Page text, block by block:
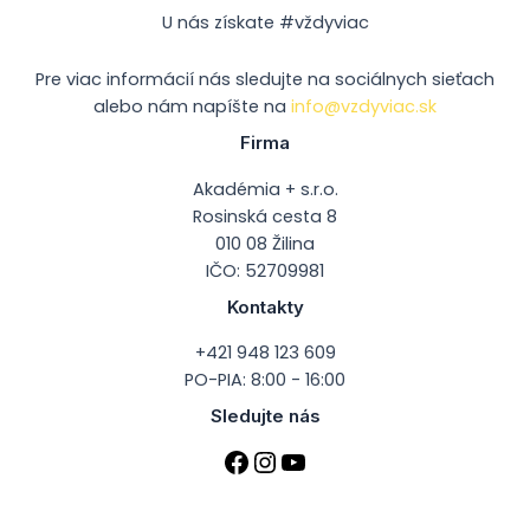
U nás získate #vždyviac
Pre viac informácií nás sledujte na sociálnych sieťach
alebo nám napíšte na info@vzdyviac.sk
Firma
Akadémia + s.r.o.
Rosinská cesta 8
010 08 Žilina
IČO: 52709981
Kontakty
+421 948 123 609
PO-PIA: 8:00 - 16:00
Sledujte nás